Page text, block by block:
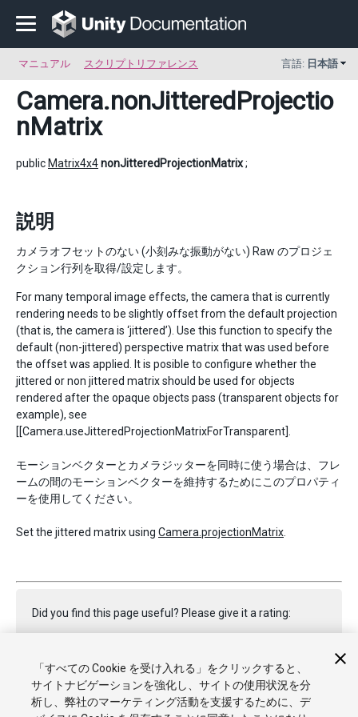
マニュアル スクリプトリファレンス 言語: 日本語
Camera.nonJitteredProjectio
nMatrix
public Matrix4x4nonJitteredProjectionMatrix;
説明
カメラオフセットのない (小刻みな振動がない) Raw のプロジェ
クション行列を取得/設定します。
For many temporal image effects, the camera that is currently
rendering needs to be slightly offset from the default projection
(that is, the camera is ‘jittered’). Use this function to specify the
default (non-jittered) perspective matrix that was used before
the offset was applied. It is posible to configure whether the
jittered or non jittered matrix should be used for objects
rendered after the opaque objects pass (transparent objects for
example), see
[[Camera.useJitteredProjectionMatrixForTransparent].
モーションベクターとカメラジッターを同時に使う場合は、フレ
ームの間のモーションベクターを維持するためにこのプロパティ
ーを使用してください。
Set the jittered matrix using Camera.projectionMatrix
Did you find this page useful? Please give it a rating:
Report a problem on this page
「すべての Cookie を受け入れる」をクリックすると、
サイトナビゲーションを強化し、サイトの使用状況を分
析し、弊社のマーケティング活動を支援するために、デ